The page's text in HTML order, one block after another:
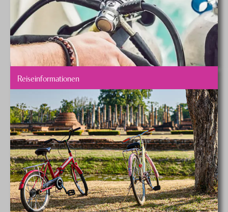
Reiseinformationen